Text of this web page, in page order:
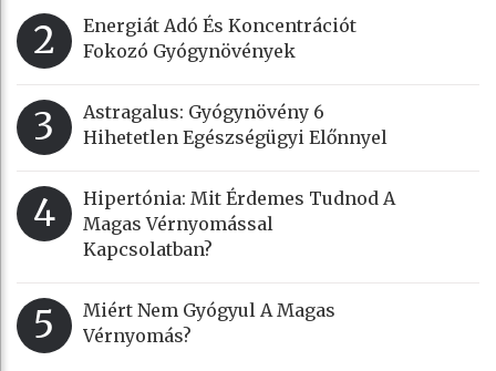
2
Energiát Adó És Koncentrációt
Fokozó Gyógynövények
3
Astragalus: Gyógynövény 6
Hihetetlen Egészségügyi Előnnyel
4
Hipertónia: Mit Érdemes Tudnod A
Magas Vérnyomással
Kapcsolatban?
5
Miért Nem Gyógyul A Magas
Vérnyomás?